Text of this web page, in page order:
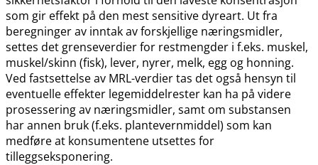
som gir effekt på den mest sensitive dyreart. Ut fra
beregninger av inntak av forskjellige næringsmidler,
settes det grenseverdier for restmengder i f.eks. muskel,
muskel​/​skinn (fisk), lever, nyrer, melk, egg og honning.
Ved fastsettelse av MRL-verdier tas det også hensyn til
eventuelle effekter legemiddelrester kan ha på videre
prosessering av næringsmidler, samt om substansen
har annen bruk (f.eks. plantevernmiddel) som kan
medføre at konsumentene utsettes for
tilleggseksponering.